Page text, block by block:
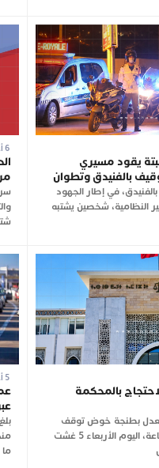
يقود مسيري
بالفنيدق وتطوان
في إطار الجهود
النظامية، شخصين يشتبه
6 أغسطس 2026
شتنبر 2026،
بالمحكمة
للعدل بطنجة خوض توقف
احتجاجي عن العمل لمدة ساعة، اليوم الأربعاء 5 غشت
5 أغسطس 2026